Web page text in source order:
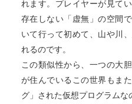
れます。プレイヤーが見て
存在しない「虚無」の空間
いて行って初めて、山や川
れるのです。
この類似性から、一つの大
が住んでいるこの世界もま
グ」された仮想プログラムな